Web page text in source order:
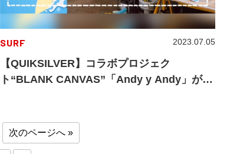
SURF
【QUIKSILVER】コラボプロジェク
ト“BLANK CANVAS”「Andy y Andy」が登
2023.07.05
次のページへ »